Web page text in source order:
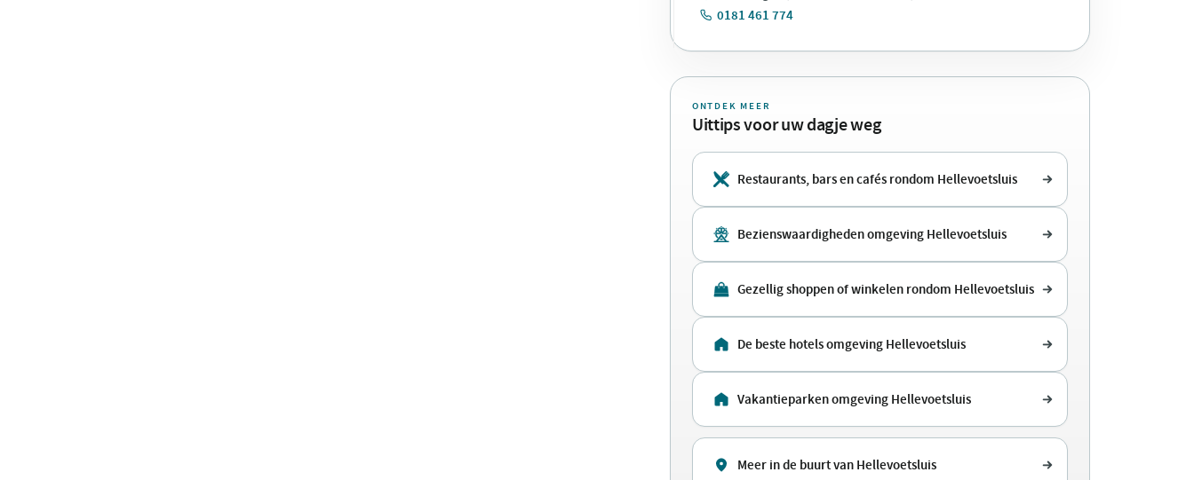
0181 461 774
ONTDEK MEER
Uittips voor uw dagje weg
Restaurants, bars en cafés rondom Hellevoetsluis
Bezienswaardigheden omgeving Hellevoetsluis
Gezellig shoppen of winkelen rondom Hellevoetsluis
De beste hotels omgeving Hellevoetsluis
Vakantieparken omgeving Hellevoetsluis
Meer in de buurt van Hellevoetsluis